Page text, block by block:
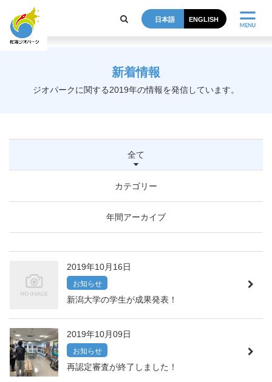
日本語 ENGLISH
新着情報
ジオパークに関する2019年の情報を発信しています。
全て
カテゴリー
年間アーカイブ
2019年10月16日
お知らせ
新潟大学の学生が成果発表！
2019年10月09日
お知らせ
再認定審査が終了しました！